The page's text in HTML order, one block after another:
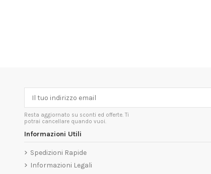
Resta aggiornato su sconti ed offerte. Ti
potrai cancellare quando vuoi.
Informazioni Utili
Spedizioni Rapide
Informazioni Legali